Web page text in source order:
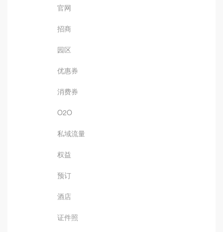
官网
招商
园区
优惠券
消费券
O2O
私域流量
权益
预订
酒店
证件照